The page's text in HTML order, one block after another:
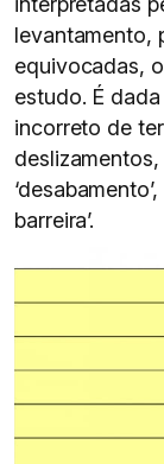
levantamento,
equivocadas,
estudo. É
incorreto de
deslizamentos,
barreira’.